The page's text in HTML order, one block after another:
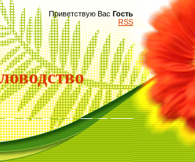
Приветствую Вас Гость
RSS